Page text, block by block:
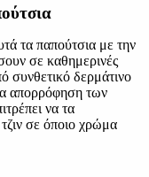
τα παπούτσια με την
σε καθημερινές
συνθετικό δερμάτινο
απορρόφηση των
να τα
σε όποιο χρώμα